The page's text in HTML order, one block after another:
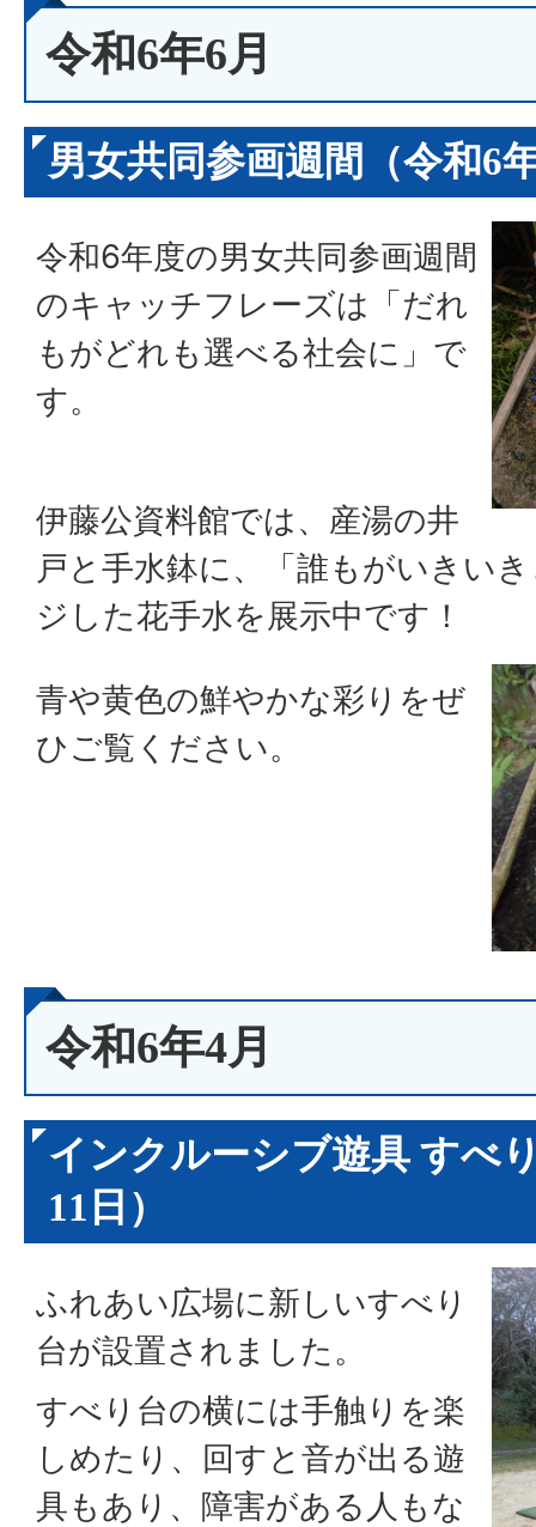
令和6年6月
男女共同参画週間（令和6
令和6年度の男女共同参画週間
のキャッチフレーズは「だれ
もがどれも選べる社会に」で
す。
伊藤公資料館では、産湯の井
戸と手水鉢に、「誰もがいきい
ジした花手水を展示中です！
青や黄色の鮮やかな彩りをぜ
ひご覧ください。
令和6年4月
インクルーシブ遊具 すべ
11日）
ふれあい広場に新しいすべり
台が設置されました。
すべり台の横には手触りを楽
しめたり、回すと音が出る遊
具もあり、障害がある人もな